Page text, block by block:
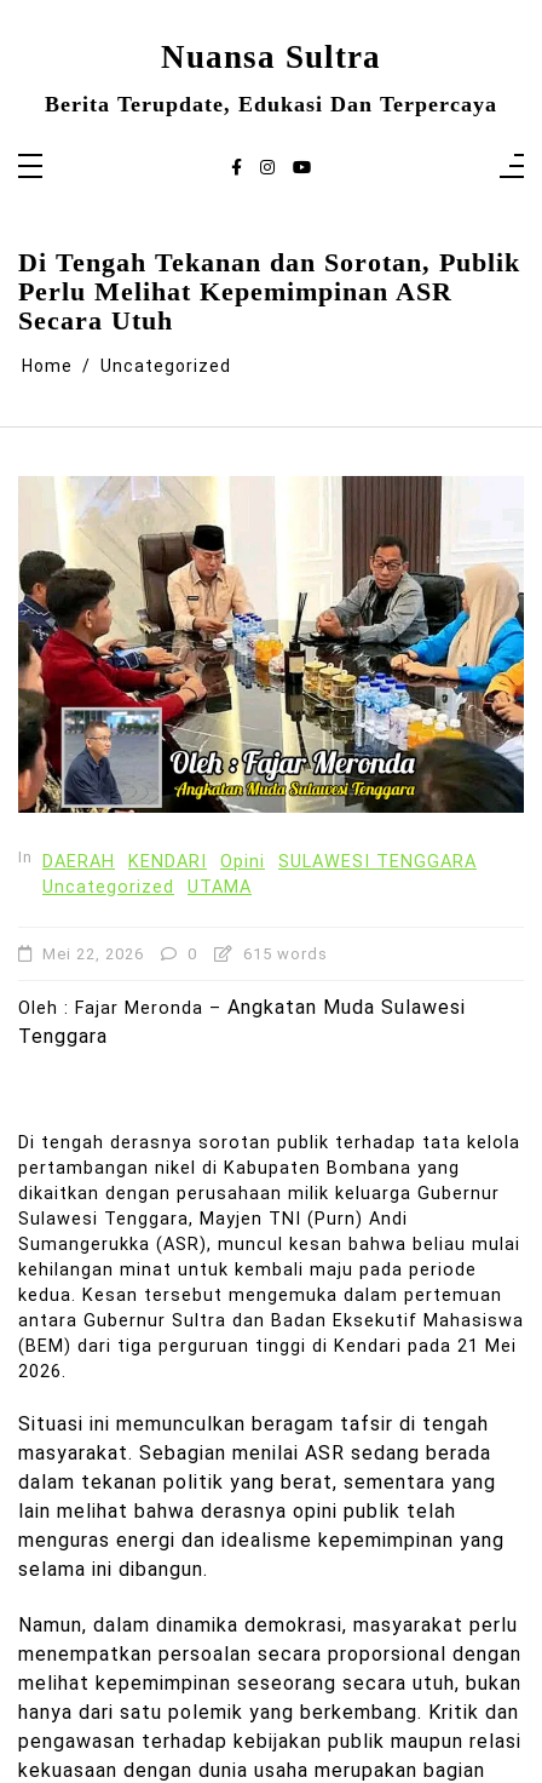
Nuansa Sultra
Berita Terupdate, Edukasi Dan Terpercaya
Di Tengah Tekanan dan Sorotan, Publik
Perlu Melihat Kepemimpinan ASR
Secara Utuh
Home Uncategorized
In DAERAH KENDARI Opini
SULAWESI TENGGARA
Uncategorized
UTAMA
Mei 22, 2026 0 615 words
Oleh : Fajar Meronda – Angkatan Muda Sulawesi
Tenggara
Di tengah derasnya sorotan publik terhadap tata kelola
pertambangan nikel di Kabupaten Bombana yang
dikaitkan dengan perusahaan milik keluarga Gubernur
Sulawesi Tenggara, Mayjen TNI (Purn) Andi
Sumangerukka (ASR), muncul kesan bahwa beliau mulai
kehilangan minat untuk kembali maju pada periode
kedua. Kesan tersebut mengemuka dalam pertemuan
antara Gubernur Sultra dan Badan Eksekutif Mahasiswa
(BEM) dari tiga perguruan tinggi di Kendari pada 21 Mei
2026.
Situasi ini memunculkan beragam tafsir di tengah
masyarakat. Sebagian menilai ASR sedang berada
dalam tekanan politik yang berat, sementara yang
lain melihat bahwa derasnya opini publik telah
menguras energi dan idealisme kepemimpinan yang
selama ini dibangun.
Namun, dalam dinamika demokrasi, masyarakat perlu
menempatkan persoalan secara proporsional dengan
melihat kepemimpinan seseorang secara utuh, bukan
hanya dari satu polemik yang berkembang. Kritik dan
pengawasan terhadap kebijakan publik maupun relasi
kekuasaan dengan dunia usaha merupakan bagian